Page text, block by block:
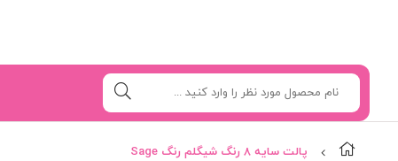
پالت سایه 8 رنگ شیگلم رنگ Sage